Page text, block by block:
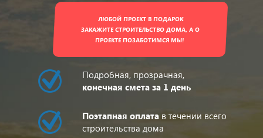
ЛЮБОЙ ПРОЕКТ В ПОДАРОК
ЗАКАЖИТЕ СТРОИТЕЛЬСТВО ДОМА, А О
ПРОЕКТЕ ПОЗАБОТИМСЯ МЫ!
Подробная, прозрачная,
конечная смета за 1 день
Поэтапная оплата в течении всего
строительства дома